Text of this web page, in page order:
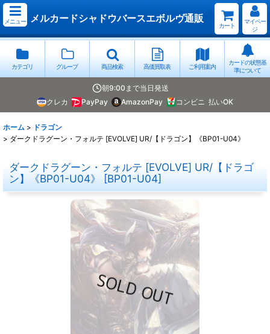
メニュー メルカードシャドウバースエボルヴ通販
カート
マイペー
ジ
カテゴリ グループ 商品検索 高価買取表 ご利用案内
カードの状態基
準について
朝9:00まで当日発送
クレカ
PayPay AmazonPay コンビニ 払いOK
ホーム > ドラゴン
> ダークドラグーン・フォルテ [EVOLVE] UR/【ドラゴン】《BP01-U04》
ダークドラグーン・フォルテ [EVOLVE] UR/【ドラゴ
ン】《BP01-U04》
[BP01-U04]